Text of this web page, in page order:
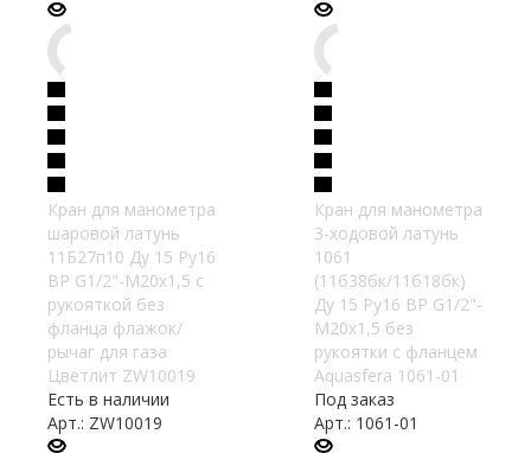
Кран для манометра
шаровой латунь
11Б27п10 Ду 15 Ру16
ВР G1/2"-М20х1,5 с
рукояткой без
фланца флажок/
рычаг для газа
Цветлит ZW10019
Есть в наличии
Арт.: ZW10019
Кран для манометра
3-ходовой латунь
1061
(11б38бк/11б18бк)
Ду 15 Ру16 ВР G1/2"-
М20х1,5 без
рукоятки с фланцем
Aquasfera 1061-01
Под заказ
Арт.: 1061-01